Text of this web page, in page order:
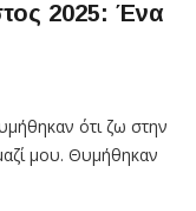
2025: Ένα
ότι ζω στην
μου. Θυμήθηκαν